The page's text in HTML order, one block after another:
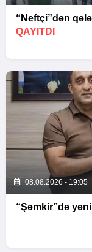
“Neftçi”dən
QAYITDI
08.08.2026 - 19:05
“Şəmkir”də